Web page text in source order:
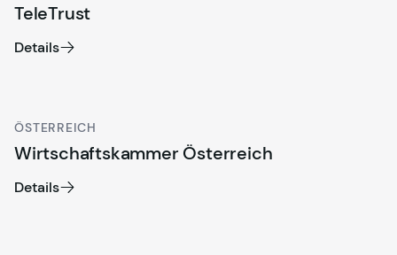
TeleTrust
Details
ÖSTERREICH
Wirtschaftskammer Österreich
Details